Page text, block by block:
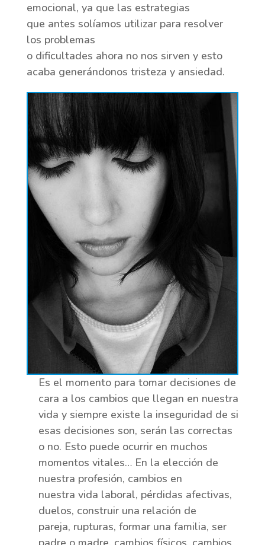
emocional, ya que las estrategias
que antes solíamos utilizar para resolver
los problemas
o dificultades ahora no nos sirven y esto
acaba generándonos tristeza y ansiedad.
Es el momento para tomar decisiones de
cara a los cambios que llegan en nuestra
vida y siempre existe la inseguridad de si
esas decisiones son, serán las correctas
o no. Esto puede ocurrir en muchos
momentos vitales… En la elección de
nuestra profesión, cambios en
nuestra vida laboral, pérdidas afectivas,
duelos, construir una relación de
pareja, rupturas, formar una familia, ser